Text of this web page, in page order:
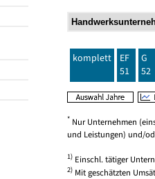
komplett
EF
51
G
52
* Nur Unternehmen
und Leistungen) und/
1) Einschl. tätiger
2) Mit geschätzten